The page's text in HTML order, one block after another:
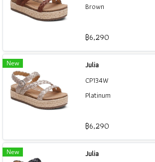
Brown
฿6,290
New
Julia
CP134W
Platinum
฿6,290
New
Julia